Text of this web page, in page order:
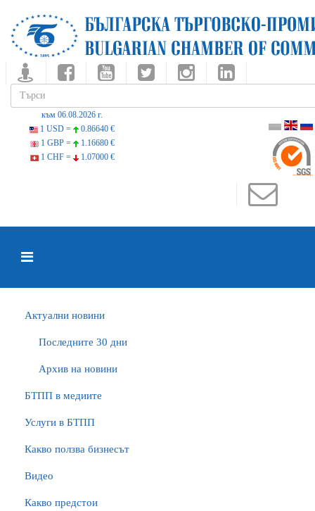
към 06.08.2026 г.
1 USD =
0.86640 €
1 GBP =
1.16680 €
1 CHF =
1.07000 €
Актуални новини
Последните 30 дни
Архив на новини
БTПП в медиите
Услуги в БТПП
Какво ползва бизнесът
Видео
Какво предстои